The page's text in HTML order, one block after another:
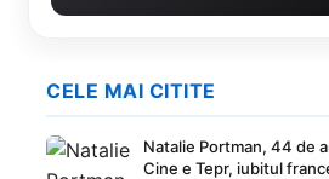
CELE MAI CITITE
Natalie Portman, 44 de
Cine e Tepr, iubitul